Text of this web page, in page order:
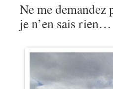
Ne me demandez
je n’en sais rien…